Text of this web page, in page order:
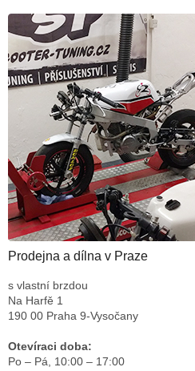
Prodejna a dílna v Praze
s vlastní brzdou
Na Harfě 1
190 00 Praha 9-Vysočany
Otevíraci doba:
Po – Pá, 10:00 – 17:00